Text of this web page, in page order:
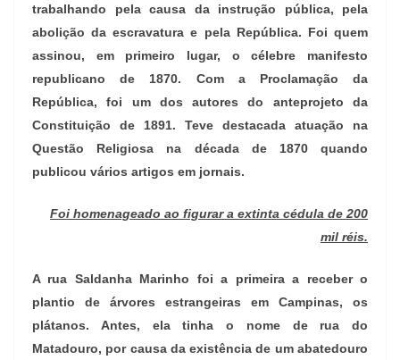
trabalhando pela causa da instrução pública, pela
abolição da escravatura e pela República. Foi quem
assinou, em primeiro lugar, o célebre manifesto
republicano de 1870. Com a Proclamação da
República, foi um dos autores do anteprojeto da
Constituição de 1891. Teve destacada atuação na
Questão Religiosa na década de 1870 quando
publicou vários artigos em jornais.
Foi homenageado ao figurar a extinta cédula de 200
mil réis.
A rua Saldanha Marinho foi a primeira a receber o
plantio de árvores estrangeiras em Campinas, os
plátanos. Antes, ela tinha o nome de rua do
Matadouro, por causa da existência de um abatedouro